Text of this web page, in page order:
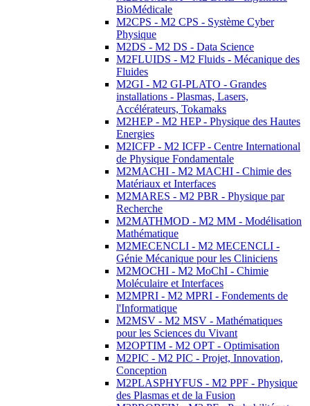
BioMédicale
M2CPS - M2 CPS - Système Cyber
Physique
M2DS - M2 DS - Data Science
M2FLUIDS - M2 Fluids - Mécanique des
Fluides
M2GI - M2 GI-PLATO - Grandes
installations - Plasmas, Lasers,
Accélérateurs, Tokamaks
M2HEP - M2 HEP - Physique des Hautes
Energies
M2ICFP - M2 ICFP - Centre International
de Physique Fondamentale
M2MACHI - M2 MACHI - Chimie des
Matériaux et Interfaces
M2MARES - M2 PBR - Physique par
Recherche
M2MATHMOD - M2 MM - Modélisation
Mathématique
M2MECENCLI - M2 MECENCLI -
Génie Mécanique pour les Cliniciens
M2MOCHI - M2 MoChI - Chimie
Moléculaire et Interfaces
M2MPRI - M2 MPRI - Fondements de
l'Informatique
M2MSV - M2 MSV - Mathématiques
pour les Sciences du Vivant
M2OPTIM - M2 OPT - Optimisation
M2PIC - M2 PIC - Projet, Innovation,
Conception
M2PLASPHYFUS - M2 PPF - Physique
des Plasmas et de la Fusion